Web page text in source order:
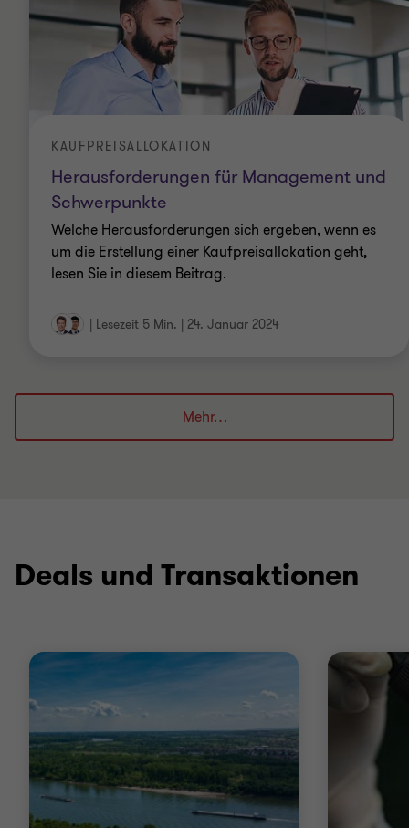
Herausforderungen für Management und
Schwerpunkte
KAUFPREISALLOKATION
Welche Herausforderungen sich ergeben, wenn es
um die Erstellung einer Kaufpreisallokation geht,
lesen Sie in diesem Beitrag.
| Lesezeit 5 Min. | 24. Januar 2024
Mehr…
Deals und Transaktionen